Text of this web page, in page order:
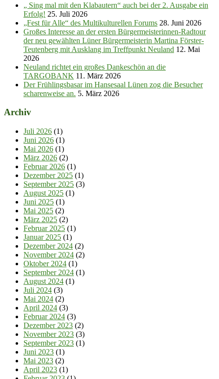
„ Sing mal mit den Klabautern“ auch bei der 2. Ausgabe ein
Erfolg! 25. Juli 2026
„Fest für Alle“ des Multikulturellen Forums 28. Juni 2026
Großes Interesse an der ersten Bürgermeisterinnen-Radtour
der neu gewählten Lüner Bürgermeisterin Martina Förster-
Teutenberg mit Ausklang im Treffpunkt Neuland 12. Mai
2026
Neuland richtet ein großes Dankeschön an die
TARGOBANK 11. März 2026
Der Frühlingsbasar im Hansesaal Lünen zog die Besucher
scharenweise an. 5. März 2026
Archiv
Juli 2026 (1)
Juni 2026 (1)
Mai 2026 (1)
März 2026 (2)
Februar 2026 (1)
Dezember 2025 (1)
September 2025 (3)
August 2025 (1)
Juni 2025 (1)
Mai 2025 (2)
März 2025 (2)
Februar 2025 (1)
Januar 2025 (1)
Dezember 2024 (2)
November 2024 (2)
Oktober 2024 (1)
September 2024 (1)
August 2024 (1)
Juli 2024 (3)
Mai 2024 (2)
April 2024 (3)
Februar 2024 (3)
Dezember 2023 (2)
November 2023 (3)
September 2023 (1)
Juni 2023 (1)
Mai 2023 (2)
April 2023 (1)